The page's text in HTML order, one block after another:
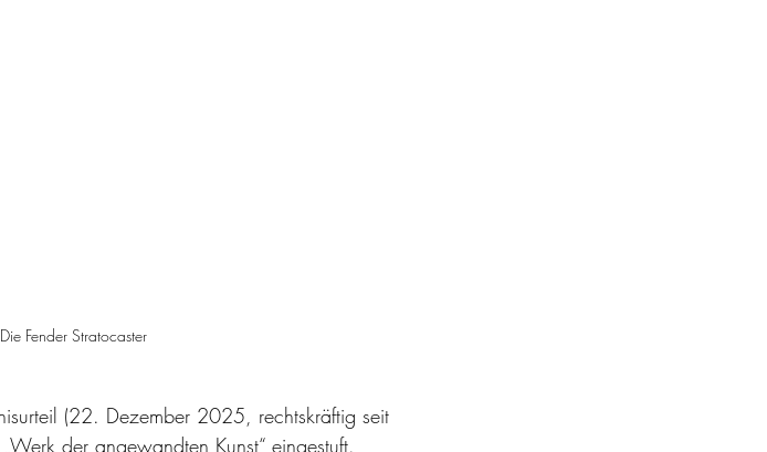
Fender Stratocaster
(22. Dezember 2025, rechtskräftig seit
der angewandten Kunst“ eingestuft.